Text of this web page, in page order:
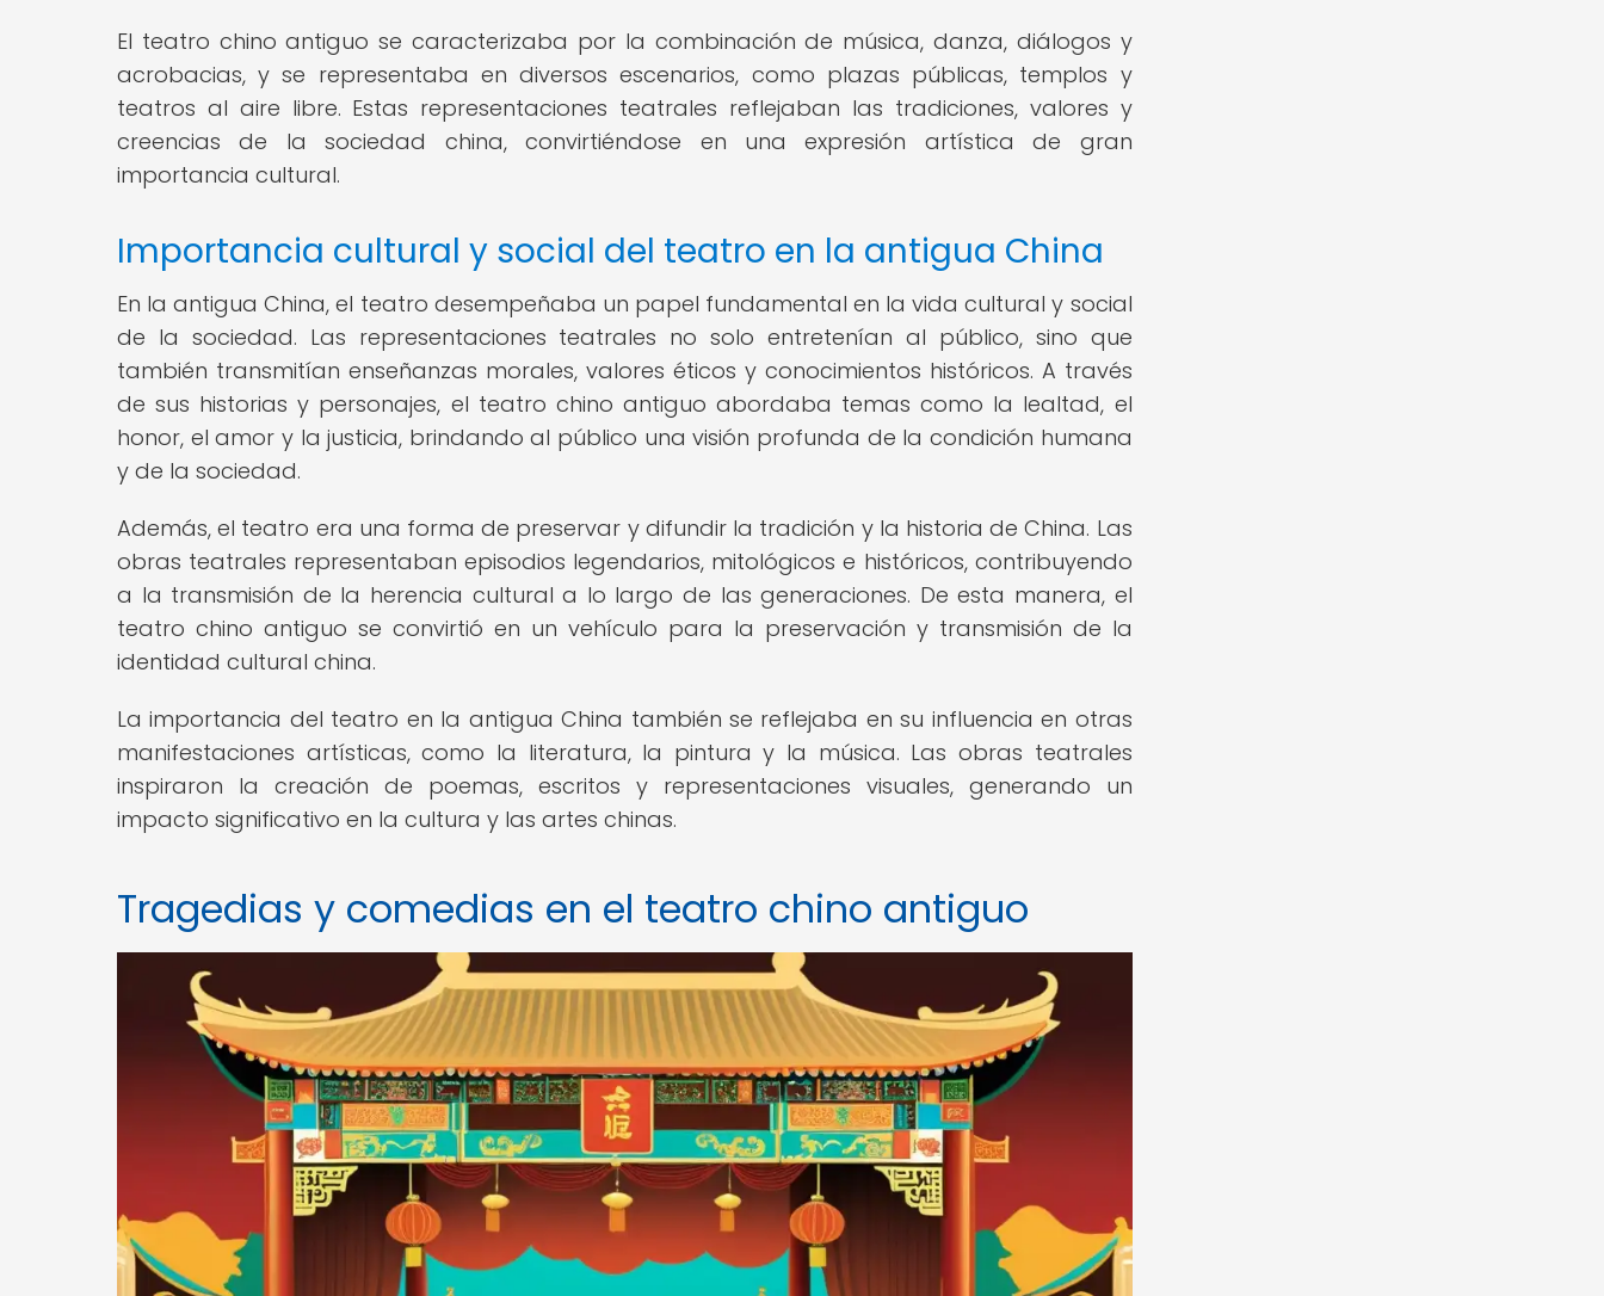
El teatro chino antiguo se caracterizaba por la combinación de música, danza, diálogos y
acrobacias, y se representaba en diversos escenarios, como plazas públicas, templos y
teatros al aire libre. Estas representaciones teatrales reflejaban las tradiciones, valores y
creencias de la sociedad china, convirtiéndose en una expresión artística de gran
importancia cultural.
Importancia cultural y social del teatro en la antigua China
En la antigua China, el teatro desempeñaba un papel fundamental en la vida cultural y social
de la sociedad. Las representaciones teatrales no solo entretenían al público, sino que
también transmitían enseñanzas morales, valores éticos y conocimientos históricos. A través
de sus historias y personajes, el teatro chino antiguo abordaba temas como la lealtad, el
honor, el amor y la justicia, brindando al público una visión profunda de la condición humana
y de la sociedad.
Además, el teatro era una forma de preservar y difundir la tradición y la historia de China. Las
obras teatrales representaban episodios legendarios, mitológicos e históricos, contribuyendo
a la transmisión de la herencia cultural a lo largo de las generaciones. De esta manera, el
teatro chino antiguo se convirtió en un vehículo para la preservación y transmisión de la
identidad cultural china.
La importancia del teatro en la antigua China también se reflejaba en su influencia en otras
manifestaciones artísticas, como la literatura, la pintura y la música. Las obras teatrales
inspiraron la creación de poemas, escritos y representaciones visuales, generando un
impacto significativo en la cultura y las artes chinas.
Tragedias y comedias en el teatro chino antiguo